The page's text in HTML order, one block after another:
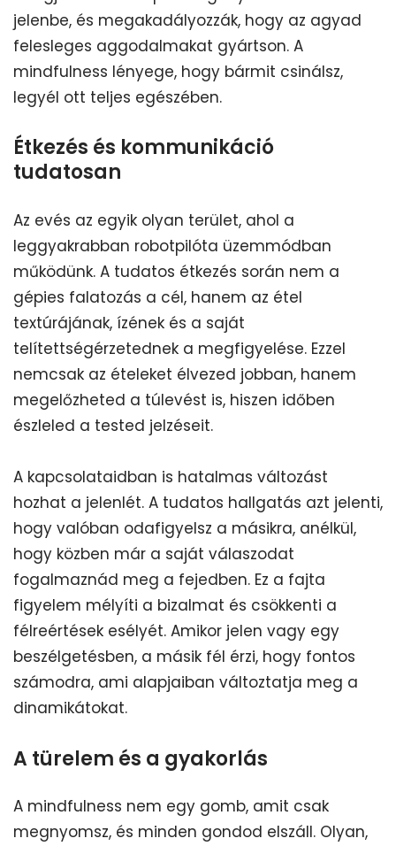
jelenbe, és megakadályozzák, hogy az agyad
felesleges aggodalmakat gyártson. A
mindfulness lényege, hogy bármit csinálsz,
legyél ott teljes egészében.
Étkezés és kommunikáció
tudatosan
Az evés az egyik olyan terület, ahol a
leggyakrabban robotpilóta üzemmódban
működünk. A tudatos étkezés során nem a
gépies falatozás a cél, hanem az étel
textúrájának, ízének és a saját
telítettségérzetednek a megfigyelése. Ezzel
nemcsak az ételeket élvezed jobban, hanem
megelőzheted a túlevést is, hiszen időben
észleled a tested jelzéseit.
A kapcsolataidban is hatalmas változást
hozhat a jelenlét. A tudatos hallgatás azt jelenti,
hogy valóban odafigyelsz a másikra, anélkül,
hogy közben már a saját válaszodat
fogalmaznád meg a fejedben. Ez a fajta
figyelem mélyíti a bizalmat és csökkenti a
félreértések esélyét. Amikor jelen vagy egy
beszélgetésben, a másik fél érzi, hogy fontos
számodra, ami alapjaiban változtatja meg a
dinamikátokat.
A türelem és a gyakorlás
A mindfulness nem egy gomb, amit csak
megnyomsz, és minden gondod elszáll. Olyan,